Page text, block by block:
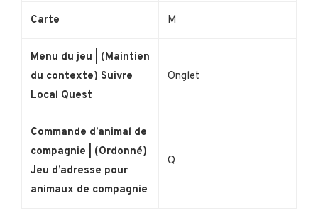
Carte M
Menu du jeu | (Maintien
du contexte) Suivre
Local Quest
Onglet
Commande d’animal de
compagnie | (Ordonné)
Jeu d’adresse pour
animaux de compagnie
Q